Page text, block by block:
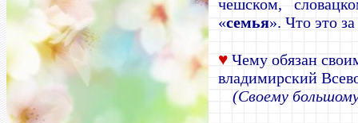
чешском,
«семья». Что это
♥ Чему обязан
владимирский
(Своему